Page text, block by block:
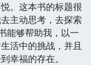
。这本书的标题很
主动思考，去探索
能够帮助我，以一
活中的挑战，并且
幸福的存在。